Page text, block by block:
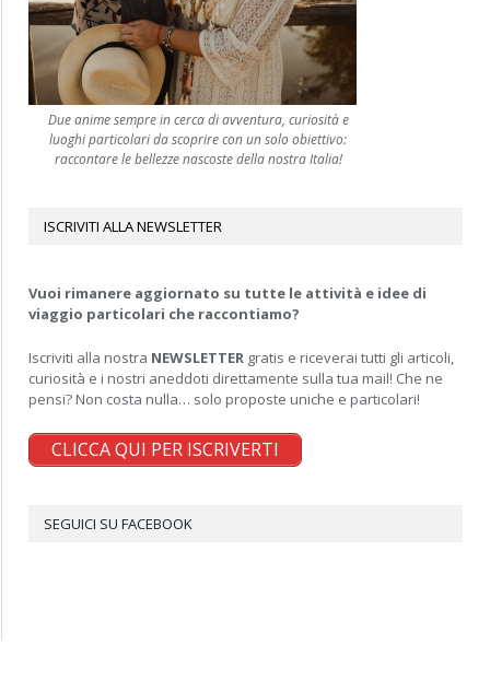
Due anime sempre in cerca di avventura, curiosità e
luoghi particolari da scoprire con un solo obiettivo:
raccontare le bellezze nascoste della nostra Italia!
ISCRIVITI ALLA NEWSLETTER
Vuoi rimanere aggiornato su tutte le attività e idee di
viaggio particolari che raccontiamo?
Iscriviti alla nostra NEWSLETTER gratis e riceverai tutti gli articoli,
curiosità e i nostri aneddoti direttamente sulla tua mail! Che ne
pensi? Non costa nulla… solo proposte uniche e particolari!
CLICCA QUI PER ISCRIVERTI
SEGUICI SU FACEBOOK